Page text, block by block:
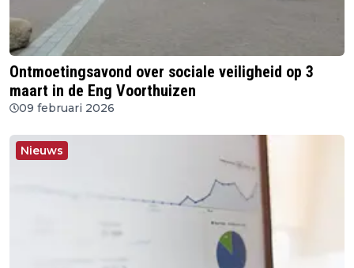
Ontmoetingsavond over sociale veiligheid op 3
maart in de Eng Voorthuizen
09 februari 2026
Nieuws